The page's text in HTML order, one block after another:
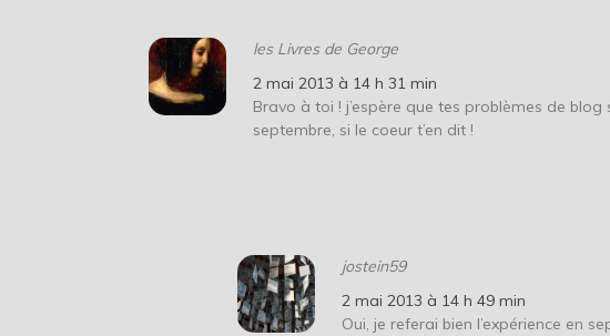
les Livres de George
2 mai 2013 à 14 h 31 min
Bravo à toi ! j’espère que tes problèmes de
septembre, si le coeur t’en dit !
jostein59
2 mai 2013 à 14 h 49 min
Oui, je referai bien l’expérience en